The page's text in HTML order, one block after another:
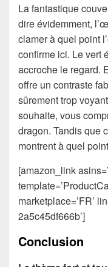
La fantastique
dire évidemment,
clamer à quel point
confirme ici. Le vert
accroche le regard.
offre un contraste
sûrement trop
souhaite, vous
dragon. Tandis que
montrent à quel
[amazon_link
marketplace=’FR’
2a5c45df666b’]
Conclusion